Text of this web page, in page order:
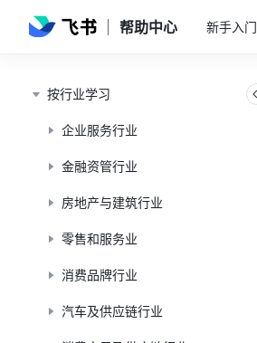
帮助中心 新手入门
按行业学习
企业服务行业
金融资管行业
房地产与建筑行业
零售和服务业
消费品牌行业
汽车及供应链行业